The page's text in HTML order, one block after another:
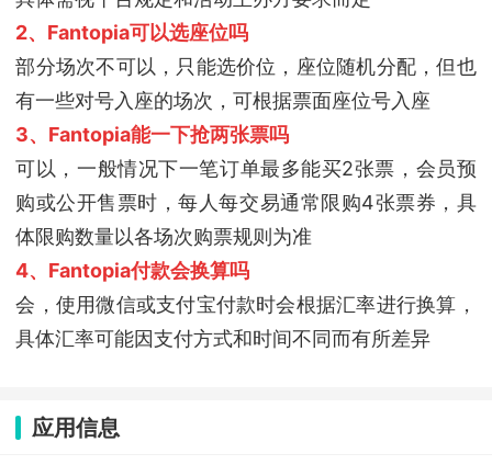
2、Fantopia可以选座位吗
部分场次不可以，只能选价位，座位随机分配，但也
有一些对号入座的场次，可根据票面座位号入座
3、Fantopia能一下抢两张票吗
可以，一般情况下一笔订单最多能买2张票，会员预
购或公开售票时，每人每交易通常限购4张票券，具
体限购数量以各场次购票规则为准
4、Fantopia付款会换算吗
会，使用微信或支付宝付款时会根据汇率进行换算，
具体汇率可能因支付方式和时间不同而有所差异
应用信息